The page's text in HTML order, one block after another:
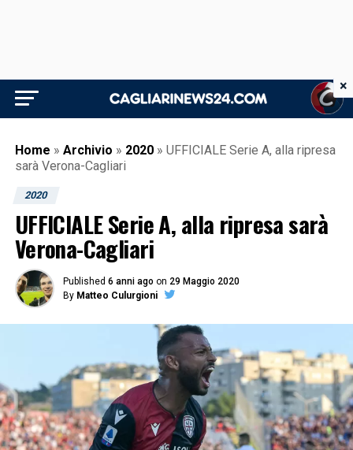
Home » Archivio » 2020 » UFFICIALE Serie A, alla ripresa
sarà Verona-Cagliari
2020
UFFICIALE Serie A, alla ripresa sarà
Verona-Cagliari
Published 6 anni ago on 29 Maggio 2020
By Matteo Culurgioni
×